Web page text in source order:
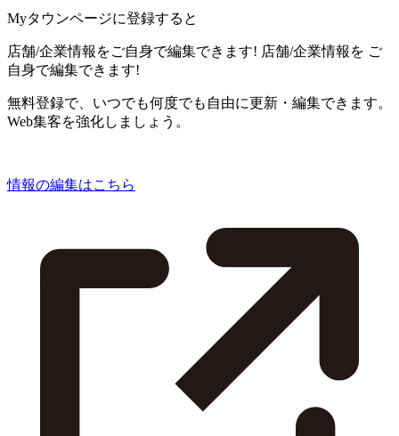
Myタウンページに登録すると
店舗/企業情報をご自身で編集できます! 店舗/企業情報を ご
自身で編集できます!
無料登録で、いつでも何度でも自由に更新・編集できます。
Web集客を強化しましょう。
情報の編集はこちら